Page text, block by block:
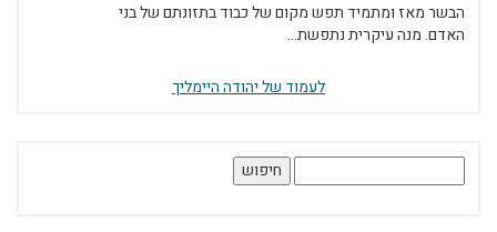
הבשר מאז ומתמיד תפש מקום של כבוד בתזונתם של בני
האדם. מנה עיקרית נתפשת...
לעמוד של יהודה היימליך